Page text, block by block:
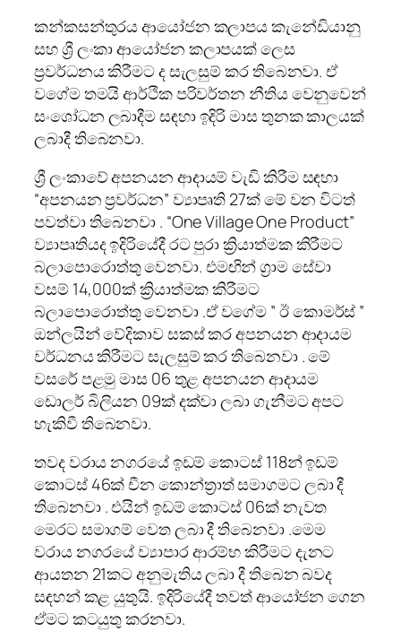
කන්කසන්තුරය ආයෝජන කලාපය කැනේඩියානු
සහ ශ්‍රී ලංකා ආයෝජන කලාපයක් ලෙස
ප්‍රවර්ධනය කිරීමට ද සැලසුම් කර තිබෙනවා. ඒ
වගේම තමයි ආර්ථික පරිවර්තන නීතිය වෙනුවෙන්
සංශෝධන ලබාදීම සඳහා ඉදිරි මාස තුනක කාලයක්
ලබාදී තිබෙනවා.
ශ්‍රී ලංකාවේ අපනයන ආදායම් වැඩි කිරීම සඳහා
“අපනයන ප්‍රවර්ධන” ව්‍යාපෘති 27ක් මේ වන විටත්
පවත්වා තිබෙනවා . “One Village One Product”
ව්‍යාපෘතියද ඉදිරියේදී රට පුරා ක්‍රියාත්මක කිරීමට
බලාපොරොත්තු වෙනවා. එමඟින් ග්‍රාම සේවා
වසම් 14,000ක් ක්‍රියාත්මක කිරීමට
බලාපොරොත්තු වෙනවා .ඒ වගේම ” ඊ කොමර්ස් ”
ඔන්ලයින් වේදිකාව සකස් කර අපනයන ආදායම
වර්ධනය කිරීමට සැලසුම් කර තිබෙනවා . මේ
වසරේ පළමු මාස 06 තුළ අපනයන ආදායම
ඩොලර් බිලියන 09ක් දක්වා ලබා ගැනීමට අපට
හැකිවී තිබෙනවා.
තවද වරාය නගරයේ ඉඩම් කොටස් 118න් ඉඩම්
කොටස් 46ක් චීන කොන්ත්‍රාත් සමාගමට ලබා දී
තිබෙනවා . එයින් ඉඩම් කොටස් 06ක් නැවත
මෙරට සමාගම් වෙත ලබා දී තිබෙනවා .මෙම
වරාය නගරයේ ව්‍යාපාර ආරම්භ කිරීමට දැනට
ආයතන 21කට අනුමැතිය ලබා දී තිබෙන බවද
සඳහන් කළ යුතුයි. ඉදිරියේදී තවත් ආයෝජන ගෙන
ඒමට කටයුතු කරනවා.